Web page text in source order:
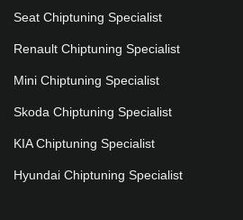
Seat Chiptuning Specialist
Renault Chiptuning Specialist
Mini Chiptuning Specialist
Skoda Chiptuning Specialist
KIA Chiptuning Specialist
Hyundai Chiptuning Specialist